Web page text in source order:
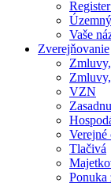
Vaše
Zverejňovanie
VZN
Verejné
Tlačivá
Ponuka